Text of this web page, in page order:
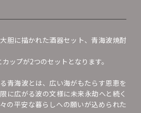
胆に描かれた酒器セット、青海波焼酎
ップが2つのセットとなります。
青海波とは、広い海がもたらす恩恵を
に広がる波の文様に未来永劫へと続く
の平安な暮らしへの願いが込められた